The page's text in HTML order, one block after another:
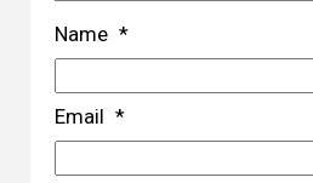
Name *
Email *